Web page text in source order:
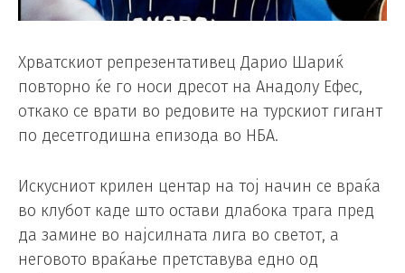
Хрватскиот репрезентативец Дарио Шариќ
повторно ќе го носи дресот на Анадолу Ефес,
откако се врати во редовите на турскиот гигант
по десетгодишна епизода во НБА.
Искусниот крилен центар на тој начин се враќа
во клубот каде што остави длабока трага пред
да замине во најсилната лига во светот, а
неговото враќање претставува едно од